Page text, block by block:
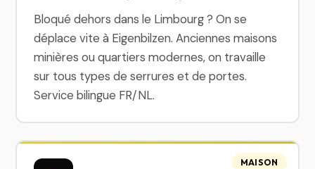
Bloqué dehors dans le Limbourg ? On se
déplace vite à Eigenbilzen. Anciennes maisons
minières ou quartiers modernes, on travaille
sur tous types de serrures et de portes.
Service bilingue FR/NL.
MAISON